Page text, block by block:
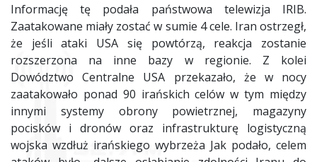
Informację tę podała państwowa telewizja IRIB.
Zaatakowane miały zostać w sumie 4 cele. Iran ostrzegł,
że jeśli ataki USA się powtórzą, reakcja zostanie
rozszerzona na inne bazy w regionie. Z kolei
Dowództwo Centralne USA przekazało, że w nocy
zaatakowało ponad 90 irańskich celów w tym między
innymi systemy obrony powietrznej, magazyny
pocisków i dronów oraz infrastrukturę logistyczną
wojska wzdłuż irańskiego wybrzeża Jak podało, celem